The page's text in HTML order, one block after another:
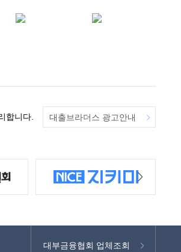
합니다. 대출브라더스 광고안내
대부금융협회 업체조회